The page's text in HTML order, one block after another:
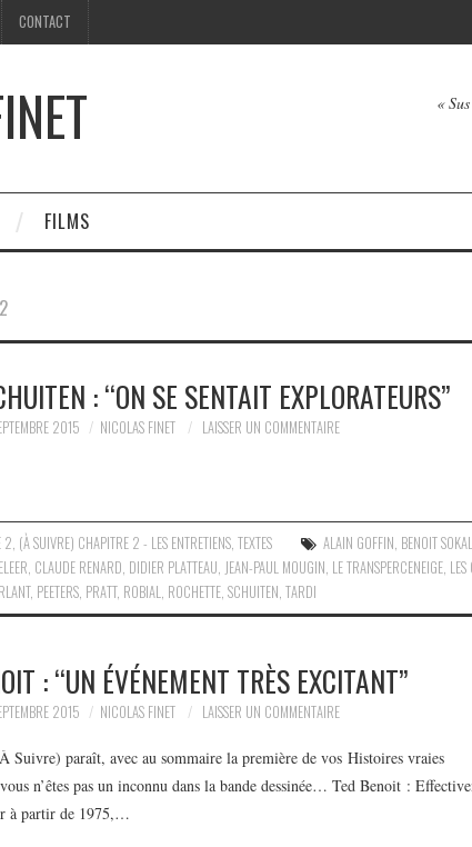
CONTACT
«
FILMS
: “ON SE SENTAIT EXPLORATEURS”
2015 NICOLAS FINET LAISSER UN COMMENTAIRE
2 (À SUIVRE) CHAPITRE 2 - LES ENTRETIENS ,TEXTES ALAIN GOFFIN BENOIT SOKAL
CLAUDE RENARD DIDIER PLATTEAU JEAN-PAUL MOUGIN LE TRANSPERCENEIGE LES
, PEETERS PRATT, ROBIAL ROCHETTE SCHUITEN TARDI
: “UN ÉVÉNEMENT TRÈS EXCITANT”
2015 NICOLAS FINET LAISSER UN COMMENTAIRE
Suivre) paraît, avec au sommaire la première de vos Histoires vraies
n’êtes pas un inconnu dans la bande dessinée… Ted Benoit :
à partir de 1975,…